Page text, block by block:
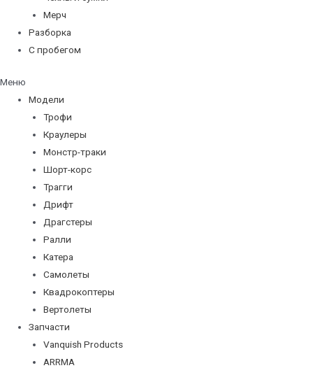
Мерч
Разборка
С пробегом
Меню
Модели
Трофи
Краулеры
Монстр-траки
Шорт-корс
Трагги
Дрифт
Драгстеры
Ралли
Катера
Самолеты
Квадрокоптеры
Вертолеты
Запчасти
Vanquish Products
ARRMA